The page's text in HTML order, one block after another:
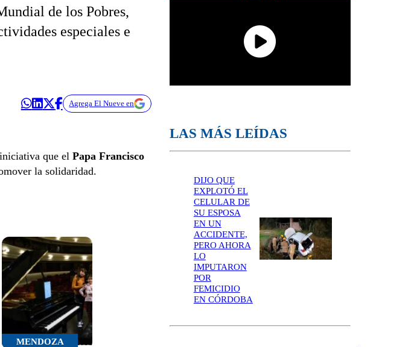
de los Pobres,
especiales e
Agrega El Nueve en
que el Papa Francisco
la solidaridad.
MENDOZA
LAS MÁS LEÍDAS
DIJO QUE
EXPLOTÓ EL
CELULAR DE
SU ESPOSA
EN UN
ACCIDENTE,
PERO AHORA
LO
IMPUTARON
POR
FEMICIDIO
EN CÓRDOBA